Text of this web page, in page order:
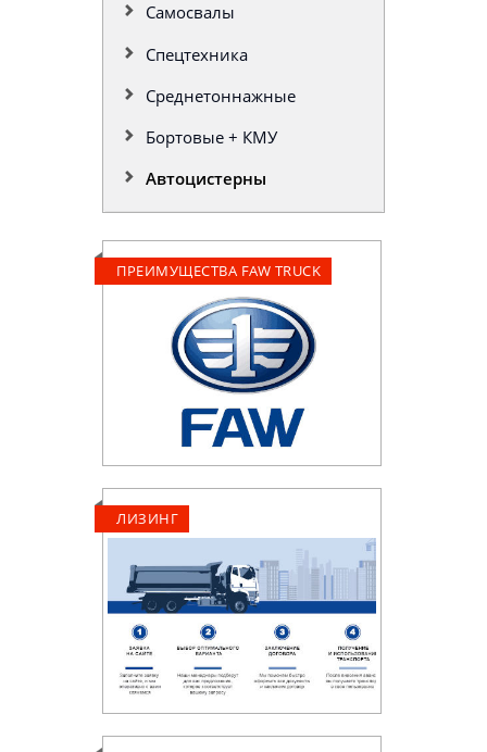
Самосвалы
Спецтехника
Среднетоннажные
Бортовые + КМУ
Автоцистерны
ПРЕИМУЩЕСТВА FAW TRUCK
ЛИЗИНГ